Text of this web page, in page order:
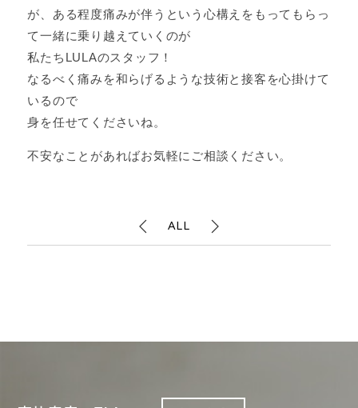
が、ある程度痛みが伴うという心構えをもってもらっ
て一緒に乗り越えていくのが
私たちLULAのスタッフ！
なるべく痛みを和らげるような技術と接客を心掛けて
いるので
身を任せてくださいね。
不安なことがあればお気軽にご相談ください。
ALL